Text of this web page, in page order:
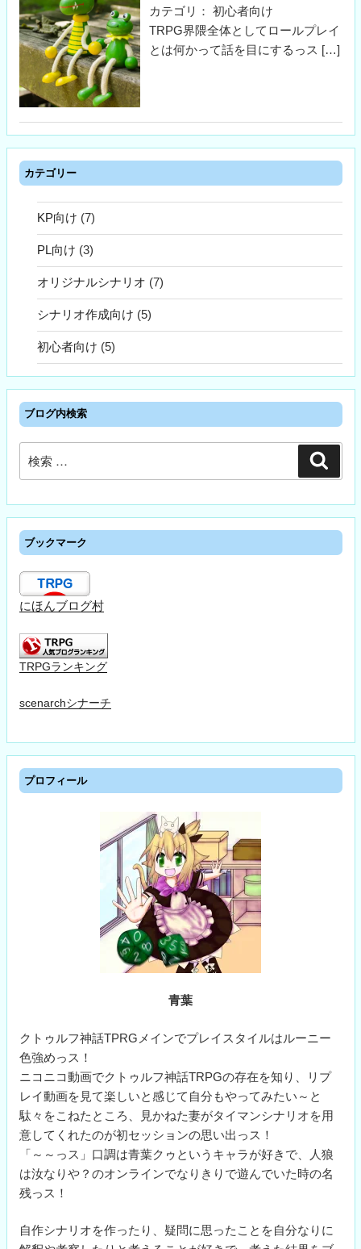
カテゴリ： 初心者向け
TRPG界隈全体としてロールプレイ
とは何かって話を目にするっス […]
カテゴリー
KP向け (7)
PL向け (3)
オリジナルシナリオ (7)
シナリオ作成向け (5)
初心者向け (5)
ブログ内検索
索:
索
ブックマーク
にほんブログ村
TRPGランキング
scenarchシナーチ
プロフィール
青葉
クトゥルフ神話TPRGメインでプレイスタイルはルーニー
色強めっス！
ニコニコ動画でクトゥルフ神話TRPGの存在を知り、リプ
レイ動画を見て楽しいと感じて自分もやってみたい～と
駄々をこねたところ、見かねた妻がタイマンシナリオを用
意してくれたのが初セッションの思い出っス！
「～～っス」口調は青葉クゥというキャラが好きで、人狼
は汝なりや？のオンラインでなりきりで遊んでいた時の名
残っス！
自作シナリオを作ったり、疑問に思ったことを自分なりに